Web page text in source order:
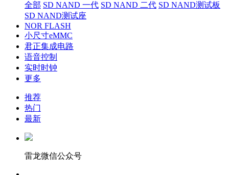
全部 SD NAND 一代 SD NAND 二代 SD NAND测试板
SD NAND测试座
NOR FLASH
小尺寸eMMC
君正集成电路
语音控制
实时时钟
更多
推荐
热门
最新
雷龙微信公众号